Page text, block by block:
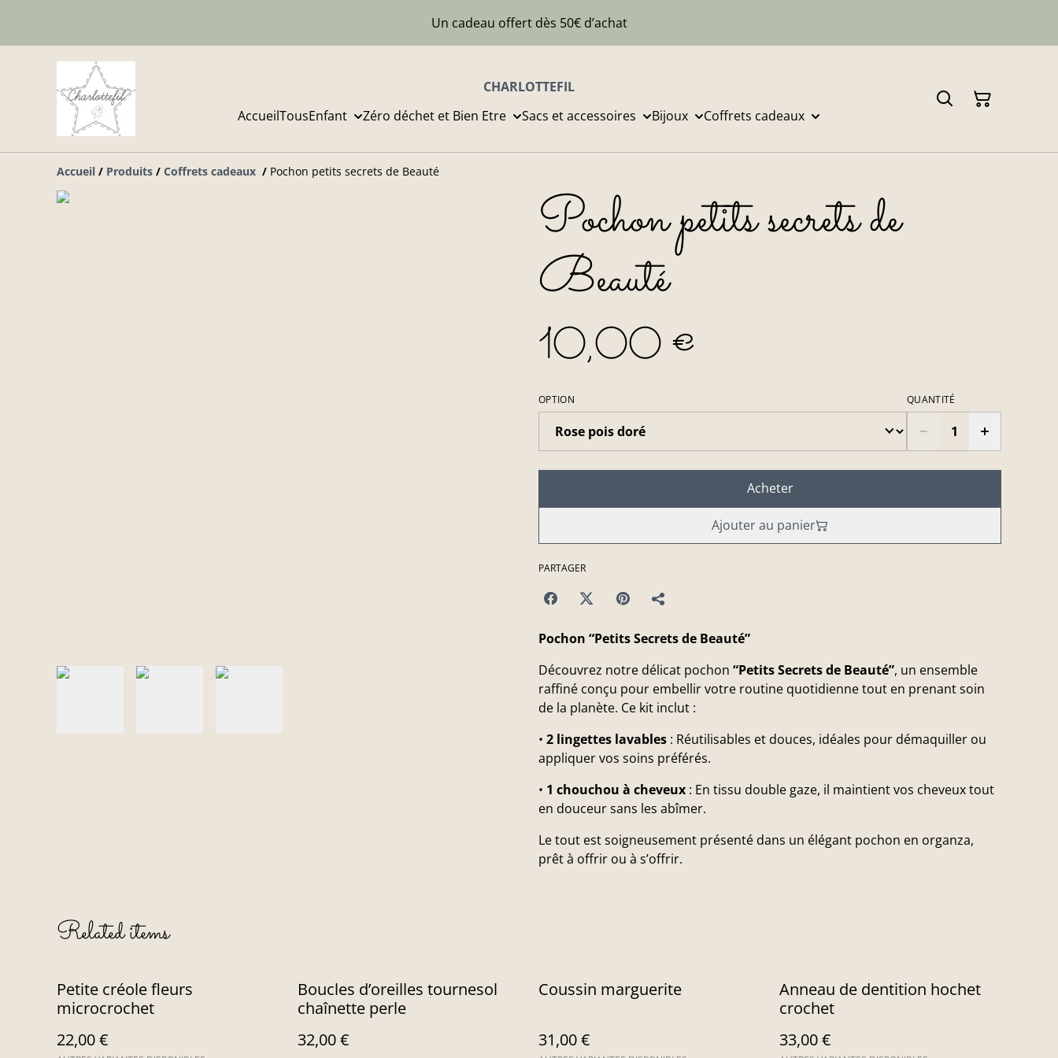
Un cadeau offert dès 50€ d’achat
CHARLOTTEFIL
AccueilTousEnfant Zéro déchet et Bien Etre Sacs et accessoires Bijoux Coffrets cadeaux
Accueil / Produits / Coffrets cadeaux / Pochon petits secrets de Beauté
Pochon petits secrets de
Beauté
10,00 €
OPTION QUANTITÉ
Acheter
Ajouter au panier
PARTAGER
Pochon “Petits Secrets de Beauté”
Découvrez notre délicat pochon “Petits Secrets de Beauté”, un ensemble
raffiné conçu pour embellir votre routine quotidienne tout en prenant soin
de la planète. Ce kit inclut :
• 2 lingettes lavables : Réutilisables et douces, idéales pour démaquiller ou
appliquer vos soins préférés.
• 1 chouchou à cheveux : En tissu double gaze, il maintient vos cheveux tout
en douceur sans les abîmer.
Le tout est soigneusement présenté dans un élégant pochon en organza,
prêt à offrir ou à s’offrir.
Related items
Petite créole fleurs
microcrochet
22,00 €
Boucles d’oreilles tournesol
chaînette perle
32,00 €
Coussin marguerite
31,00 €
Anneau de dentition hochet
crochet
33,00 €